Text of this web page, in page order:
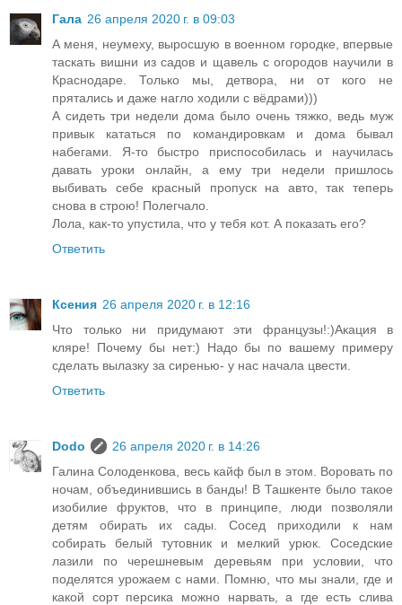
Гала 26 апреля 2020 г. в 09:03
А меня, неумеху, выросшую в военном городке, впервые
таскать вишни из садов и щавель с огородов научили в
Краснодаре. Только мы, детвора, ни от кого не
прятались и даже нагло ходили с вёдрами)))
А сидеть три недели дома было очень тяжко, ведь муж
привык кататься по командировкам и дома бывал
набегами. Я-то быстро приспособилась и научилась
давать уроки онлайн, а ему три недели пришлось
выбивать себе красный пропуск на авто, так теперь
снова в строю! Полегчало.
Лола, как-то упустила, что у тебя кот. А показать его?
Ответить
Ксения 26 апреля 2020 г. в 12:16
Что только ни придумают эти французы!:)Акация в
кляре! Почему бы нет:) Надо бы по вашему примеру
сделать вылазку за сиренью- у нас начала цвести.
Ответить
Dodo
26 апреля 2020 г. в 14:26
Галина Солоденкова, весь кайф был в этом. Воровать по
ночам, объединившись в банды! В Ташкенте было такое
изобилие фруктов, что в принципе, люди позволяли
детям обирать их сады. Сосед приходили к нам
собирать белый тутовник и мелкий урюк. Соседские
лазили по черешневым деревьям при условии, что
поделятся урожаем с нами. Помню, что мы знали, где и
какой сорт персика можно нарвать, а где есть слива